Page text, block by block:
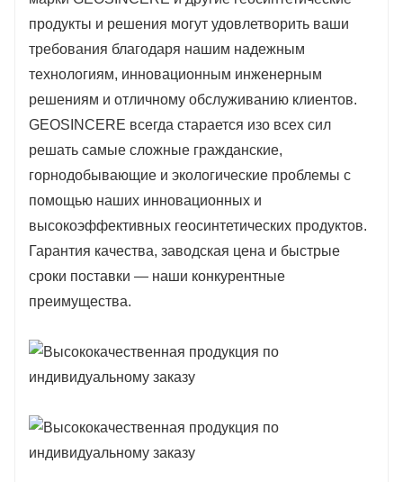
продукты и решения могут удовлетворить ваши
требования благодаря нашим надежным
технологиям, инновационным инженерным
решениям и отличному обслуживанию клиентов.
GEOSINCERE всегда старается изо всех сил
решать самые сложные гражданские,
горнодобывающие и экологические проблемы с
помощью наших инновационных и
высокоэффективных геосинтетических продуктов.
Гарантия качества, заводская цена и быстрые
сроки поставки — наши конкурентные
преимущества.